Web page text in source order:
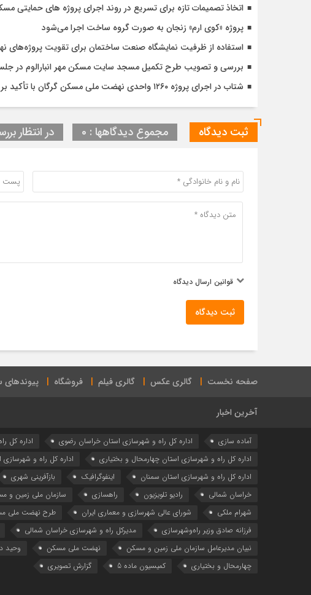
اتخاذ تصمیمات تازه برای تسریع در روند اجرای پروژه های حمایتی
پروژه «کوی ارم» زنجان به صورت گروه ساخت اجرا می‌شود
استفاده از ظرفیت نمایشگاه صنعت ساختمان برای تقویت
بررسی و تصویب طرح تکمیل مسجد سایت مسکن مهر انبارالوم در
شتاب در اجرای پروژه ۱۲۶۰ واحدی نهضت ملی مسکن گرگان با تأکید بر کیفیت و زمان‌بندی دقیق
ثبت دیدگاه مجموع دیدگاهها : 0 در انتظار
قوانین ارسال دیدگاه
ثبت دیدگاه
صفحه نخست گالری عکس گالری فیلم فروشگاه
آخرین اخبار
آماده سازی اداره كل راه و شهرسازي استان خراسان رضوي اداره كل
اداره كل راه و شهرسازي استان چهارمحال و بختياري
اداره كل راه و شهرسازي
اداره کل راه و شهرسازی استان سمنان
اینفوگرافیک بازآفرینی شهری
خراسان شمالی
رادیو تلویزیون راهسازی سازمان ملی زمین و
شهرام ملکی
شوراي عالي شهرسازی و معماري ايران طرح نهضت ملی
فرزانه صادق وزیر راه‌وشهرسازی
مدیرکل راه و شهرسازی خراسان شمالی
نبیان مدیرعامل سازمان ملی زمین و مسکن
نهضت ملی مسکن وحید
چهارمحال و بختیاری
کمیسیون ماده 5 گزارش تصویری